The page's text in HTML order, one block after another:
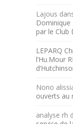
Lajous
Dominique
par le Club
LEPARQ
l’Hu.Mour
Nono
ouverts au
analyse rh